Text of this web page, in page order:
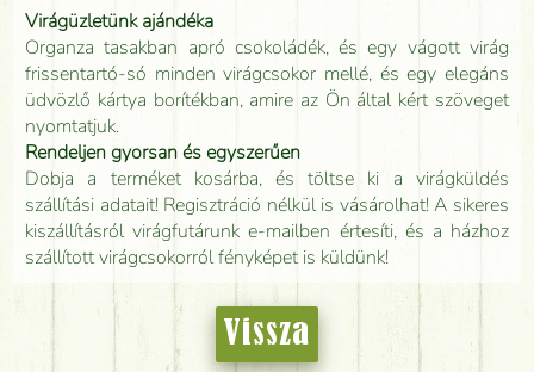
Virágüzletünk ajándéka
Organza tasakban apró csokoládék, és egy vágott virág
frissentartó-só minden virágcsokor mellé, és egy elegáns
üdvözlő kártya borítékban, amire az Ön által kért szöveget
nyomtatjuk.
Rendeljen gyorsan és egyszerűen
Dobja a terméket kosárba, és töltse ki a virágküldés
szállítási adatait! Regisztráció nélkül is vásárolhat! A sikeres
kiszállításról virágfutárunk e-mailben értesíti, és a házhoz
szállított virágcsokorról fényképet is küldünk!
Vissza